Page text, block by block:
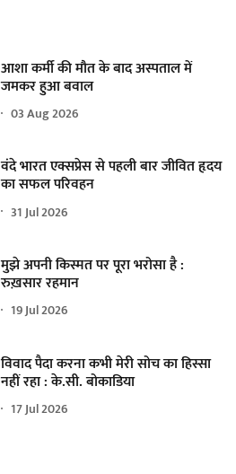
आशा कर्मी की मौत के बाद अस्पताल में
जमकर हुआ बवाल
03 Aug 2026
वंदे भारत एक्सप्रेस से पहली बार जीवित हृदय
का सफल परिवहन
31 Jul 2026
मुझे अपनी किस्मत पर पूरा भरोसा है :
रुख़सार रहमान
19 Jul 2026
विवाद पैदा करना कभी मेरी सोच का हिस्सा
नहीं रहा : के.सी. बोकाडिया
17 Jul 2026